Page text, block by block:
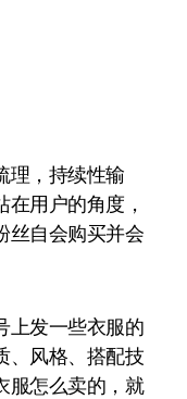
理，持续性输
用户的角度，
丝自会购买并会
上发一些衣服的
、风格、搭配技
服怎么卖的，就